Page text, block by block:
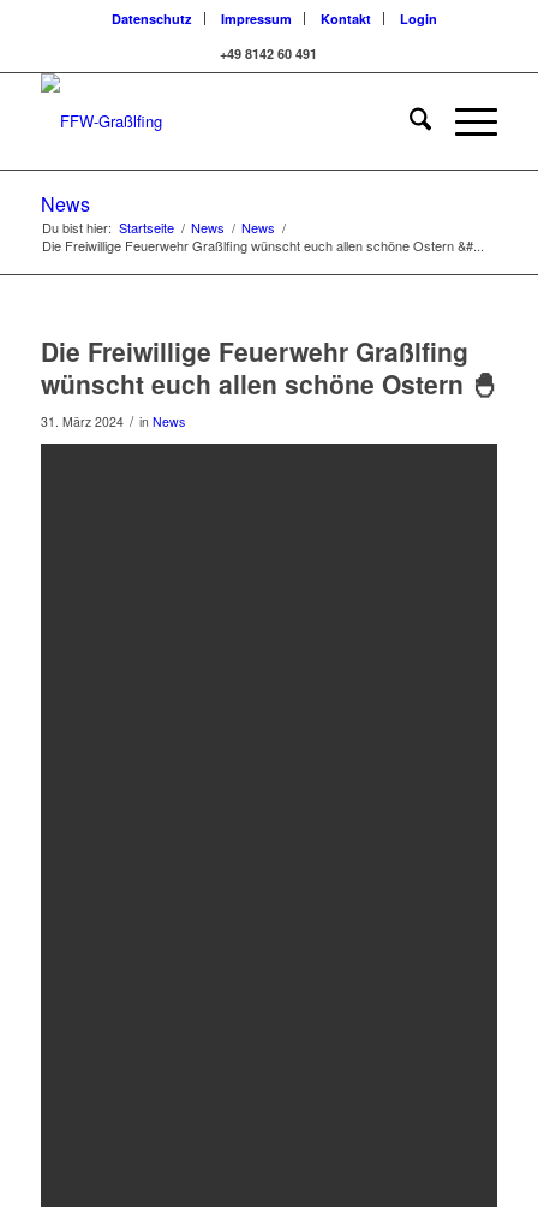
Datenschutz Impressum Kontakt
Login
+49 8142 60 491
News
Du bist hier: Startseite / News / News /
Die Freiwillige Feuerwehr Graßlfing wünscht euch allen schöne Ostern &#...
Die Freiwillige Feuerwehr Graßlfing
wünscht euch allen schöne Ostern 🐣
31. März 2024 / in News